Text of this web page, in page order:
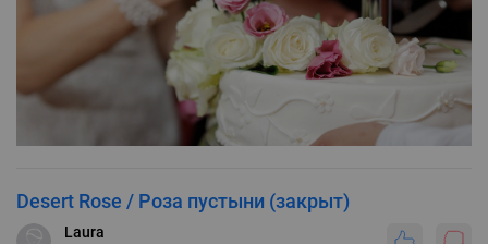
Desert Rose / Роза пустыни (закрыт)
Laura